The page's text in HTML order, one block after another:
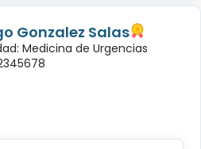
Gonzalez Salas
Medicina de Urgencias